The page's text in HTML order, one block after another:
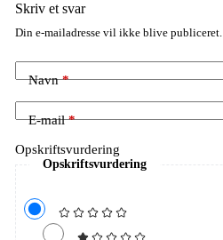
Skriv et svar
Din e-mailadresse vil ikke blive publiceret.
Navn*
E-mail*
Opskriftsvurdering
Opskriftsvurdering